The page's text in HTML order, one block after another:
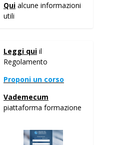
Qui alcune informazioni
utili
Leggi qui il
Regolamento
Proponi un corso
Vademecum
piattaforma formazione